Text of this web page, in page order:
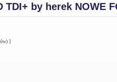
TDI+ by herek NOWE
]